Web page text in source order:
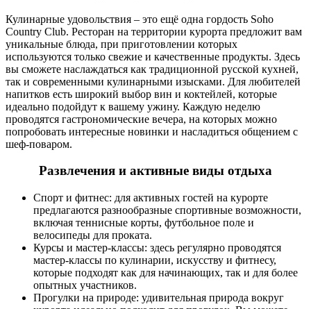
Кулинарные удовольствия – это ещё одна гордость Soho
Country Club. Ресторан на территории курорта предложит вам
уникальные блюда, при приготовлении которых
используются только свежие и качественные продукты. Здесь
вы сможете наслаждаться как традиционной русской кухней,
так и современными кулинарными изысками. Для любителей
напитков есть широкий выбор вин и коктейлей, которые
идеально подойдут к вашему ужину. Каждую неделю
проводятся гастрономические вечера, на которых можно
попробовать интересные новинки и насладиться общением с
шеф-поваром.
Развлечения и активные виды отдыха
Спорт и фитнес: для активных гостей на курорте
предлагаются разнообразные спортивные возможности,
включая теннисные корты, футбольное поле и
велосипеды для проката.
Курсы и мастер-классы: здесь регулярно проводятся
мастер-классы по кулинарии, искусству и фитнесу,
которые подходят как для начинающих, так и для более
опытных участников.
Прогулки на природе: удивительная природа вокруг